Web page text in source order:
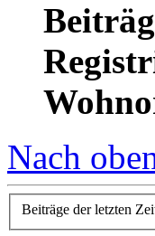
Nach
Beiträge der letzten